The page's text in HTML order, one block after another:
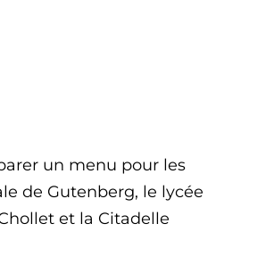
un menu pour les
de Gutenberg, le lycée
et la Citadelle